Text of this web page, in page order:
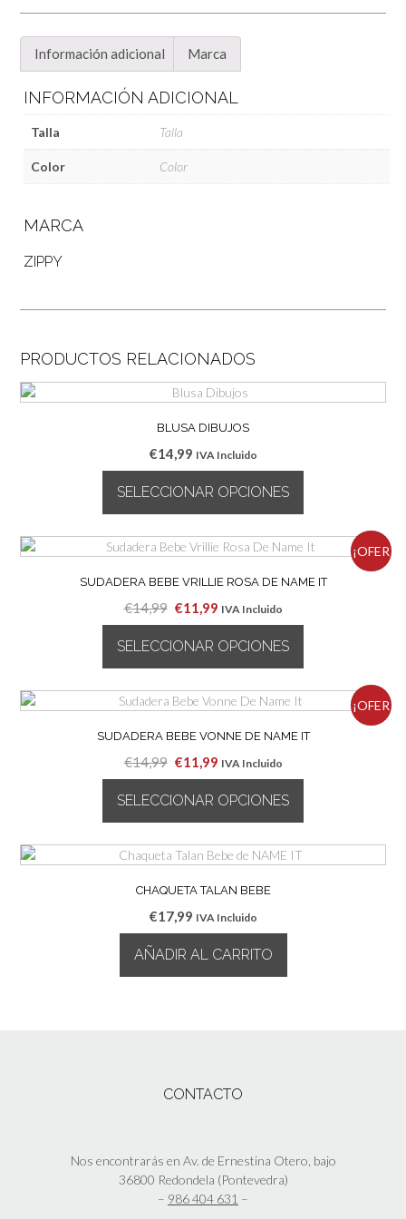
Información adicional Marca
INFORMACIÓN ADICIONAL
Talla Talla
Color Color
MARCA
ZIPPY
PRODUCTOS RELACIONADOS
BLUSA DIBUJOS
€14,99 IVA Incluido
SELECCIONAR OPCIONES
producto
tiene
múltiples
Las
opciones
se
elegir
en
la
de
¡OFER
SUDADERA BEBE VRILLIE ROSA DE NAME IT
€14,99 El
precio
original
era:
€14,99.
€11,99El
precio
actual
es:
€11,99.
IVA Incluido
SELECCIONAR OPCIONES
producto
tiene
múltiples
Las
opciones
se
elegir
en
la
de
¡OFER
SUDADERA BEBE VONNE DE NAME IT
€14,99 El
precio
original
era:
€14,99.
€11,99El
precio
actual
es:
€11,99.
IVA Incluido
SELECCIONAR OPCIONES
producto
tiene
múltiples
Las
opciones
se
producto
CHAQUETA TALAN BEBE
€17,99 IVA Incluido
AÑADIR AL CARRITO
CONTACTO
Nos encontrarás en Av. de Ernestina Otero, bajo
36800 Redondela (Pontevedra)
– 986 404 631 –